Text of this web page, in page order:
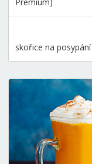
skořice na